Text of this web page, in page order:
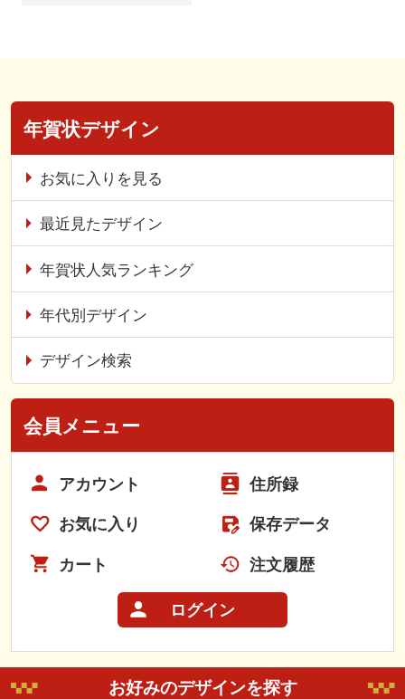
年賀状デザイン
お気に入りを見る
最近見たデザイン
年賀状人気ランキング
年代別デザイン
デザイン検索
会員メニュー
アカウント 住所録
お気に入り 保存データ
カート 注文履歴
ログイン
お好みのデザインを探す